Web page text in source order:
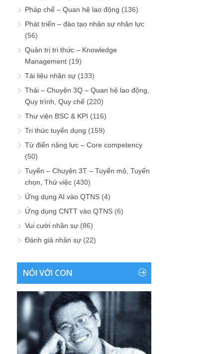
Pháp chế – Quan hệ lao động (136)
Phát triển – đào tạo nhân sự nhân lực
(56)
Quản trị tri thức – Knowledge
Management (19)
Tài liệu nhân sự (133)
Thải – Chuyện 3Q – Quan hệ lao động,
Quy trình, Quy chế (220)
Thư viện BSC & KPI (116)
Tri thức tuyển dụng (159)
Từ điển năng lực – Core competency
(50)
Tuyển – Chuyện 3T – Tuyển mộ, Tuyển
chọn, Thử việc (430)
Ứng dụng AI vào QTNS (4)
Ứng dụng CNTT vào QTNS (6)
Vui cười nhân sự (86)
Đánh giá nhân sự (22)
NÓI VỚI CON